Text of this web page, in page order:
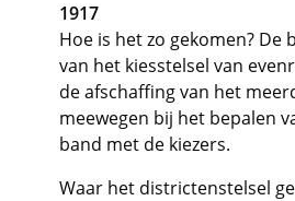
1917
Hoe is het zo gekomen?
van het kiesstelsel van
de afschaffing van het
meewegen bij het bepalen
band met de kiezers.
Waar het districtenstelsel